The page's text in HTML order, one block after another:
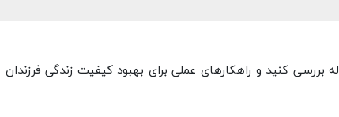
کنید و راهکارهای عملی برای بهبود کیفیت زندگی فرزندان